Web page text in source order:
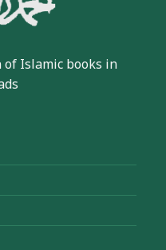
of Islamic books in